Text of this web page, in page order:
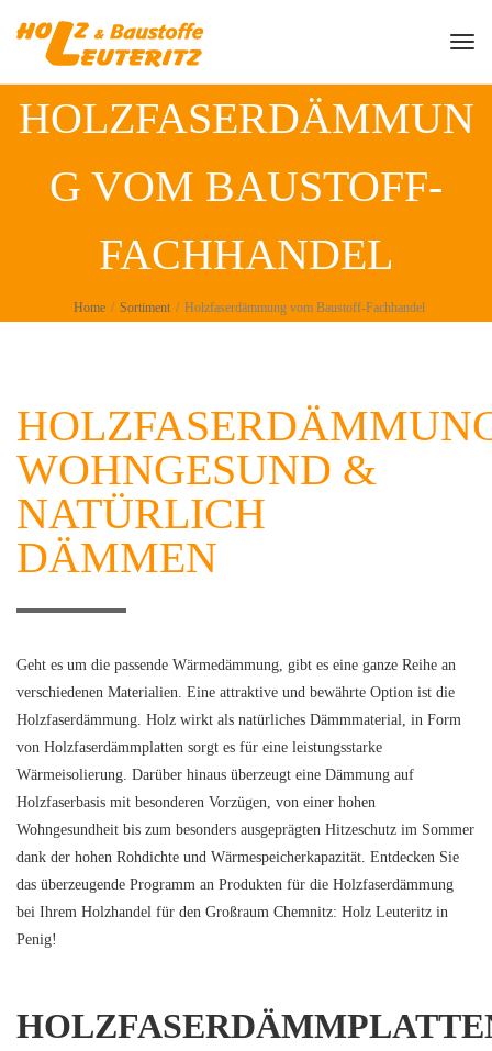
HOLZFASERDÄMMUN
G VOM BAUSTOFF-
FACHHANDEL
Home / Sortiment / Holzfaserdämmung vom Baustoff-Fachhandel
WOHNGESUND &
NATÜRLICH
DÄMMEN
Geht es um die passende Wärmedämmung, gibt es eine ganze Reihe an
verschiedenen Materialien. Eine attraktive und bewährte Option ist die
Holzfaserdämmung. Holz wirkt als natürliches Dämmmaterial, in Form
von Holzfaserdämmplatten sorgt es für eine leistungsstarke
Wärmeisolierung. Darüber hinaus überzeugt eine Dämmung auf
Holzfaserbasis mit besonderen Vorzügen, von einer hohen
Wohngesundheit bis zum besonders ausgeprägten Hitzeschutz im Sommer
dank der hohen Rohdichte und Wärmespeicherkapazität. Entdecken Sie
das überzeugende Programm an Produkten für die Holzfaserdämmung
bei Ihrem Holzhandel für den Großraum Chemnitz: Holz Leuteritz in
Penig!